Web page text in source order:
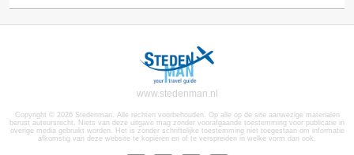
www.stedenman.nl
Copyright © 2026 Stedenman. Alle rechten voorbehouden. Op alle op de site aanwezige materialen
berust auteursrecht. Niets van deze uitgave mag zonder voorafgaande toestemming voor publicatie in
overige media gebruikt worden. Het is zonder schriftelijke toestemming niet toegestaan om informatie
afkomstig van deze website te kopiëren en of te verspreiden in welke vorm dan ook.